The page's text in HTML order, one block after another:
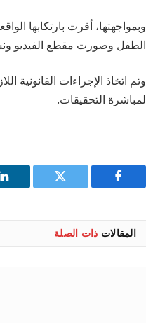
وبمواجهتها، أقرت بارتكابها
الطفل وصورت مقطع الفيديو
وتم اتخاذ الإجراءات القانونية
لمباشرة التحقيقات.
فيسبوك تويتر
المقالات ذات الصلة